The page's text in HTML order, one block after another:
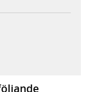
webbplats,
webbplats,